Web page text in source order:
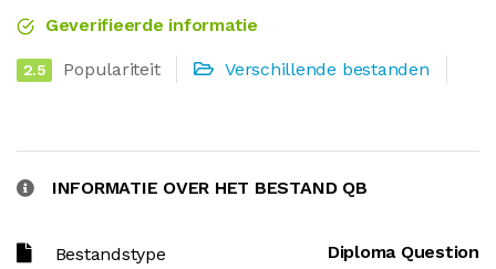
Geverifieerde informatie
2.5 Populariteit Verschillende bestanden
INFORMATIE OVER HET BESTAND QB
Bestandstype Diploma Question